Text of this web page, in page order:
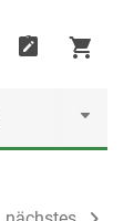
nächstes